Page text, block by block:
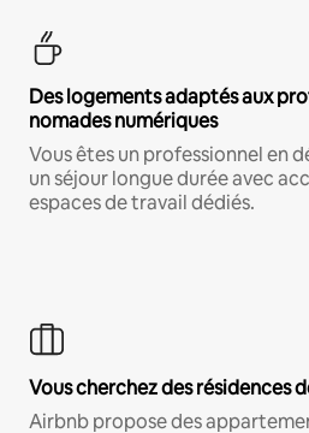
Des logements adaptés aux
nomades numériques
Vous êtes un professionnel en
un séjour longue durée avec
espaces de travail dédiés.
Vous cherchez des résidences
Airbnb propose des